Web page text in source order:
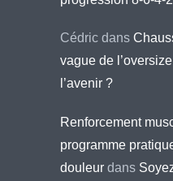
Cédric dans
vague de
l’avenir ?
Renforcement
programme
douleur dans